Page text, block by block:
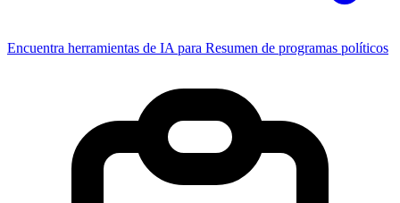
Encuentra herramientas de IA para Resumen de programas políticos